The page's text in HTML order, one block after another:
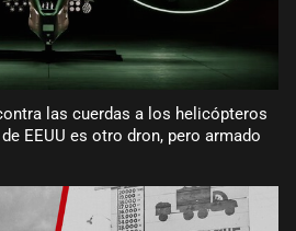
las cuerdas a los helicópteros
EEUU es otro dron, pero armado